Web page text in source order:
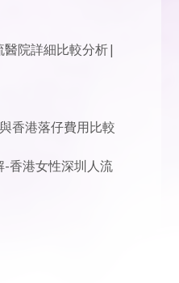
院詳細比較分析|
香港落仔費用比較
香港女性深圳人流